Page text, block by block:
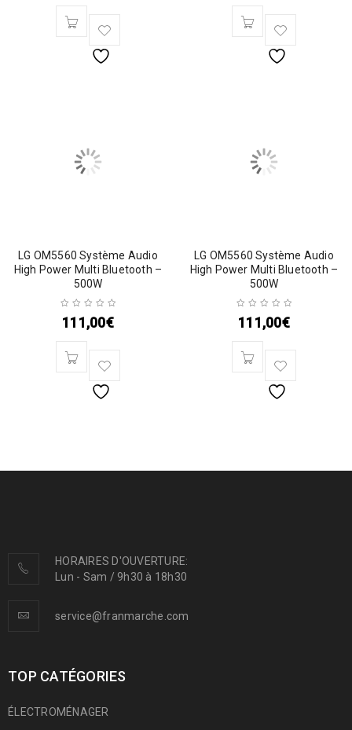
LG OM5560 Système Audio
High Power Multi Bluetooth –
500W
111,00€
LG OM5560 Système Audio
High Power Multi Bluetooth –
500W
111,00€
HORAIRES D'OUVERTURE:
Lun - Sam / 9h30 à 18h30
service@franmarche.com
TOP CATÉGORIES
ÉLECTROMÉNAGER